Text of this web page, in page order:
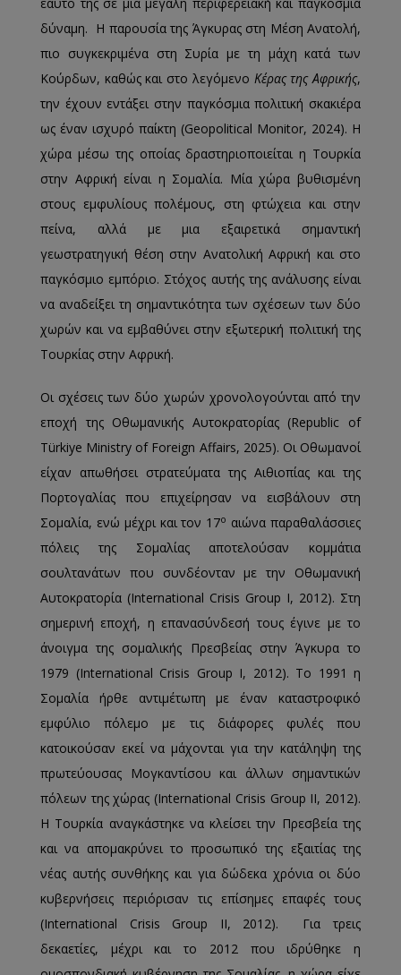
δύναμη. Η παρουσία της Άγκυρας στη Μέση Ανατολή,
πιο συγκεκριμένα στη Συρία με τη μάχη κατά των
Κούρδων, καθώς και στο λεγόμενο Κέρας της Αφρικής,
την έχουν εντάξει στην παγκόσμια πολιτική σκακιέρα
ως έναν ισχυρό παίκτη (Geopolitical Monitor, 2024). Η
χώρα μέσω της οποίας δραστηριοποιείται η Τουρκία
στην Αφρική είναι η Σομαλία. Μία χώρα βυθισμένη
στους εμφυλίους πολέμους, στη φτώχεια και στην
πείνα, αλλά με μια εξαιρετικά σημαντική
γεωστρατηγική θέση στην Ανατολική Αφρική και στο
παγκόσμιο εμπόριο. Στόχος αυτής της ανάλυσης είναι
να αναδείξει τη σημαντικότητα των σχέσεων των δύο
χωρών και να εμβαθύνει στην εξωτερική πολιτική της
Τουρκίας στην Αφρική.
Οι σχέσεις των δύο χωρών χρονολογούνται από την
εποχή της Οθωμανικής Αυτοκρατορίας (Republic of
Türkiye Ministry of Foreign Affairs, 2025). Οι Οθωμανοί
είχαν απωθήσει στρατεύματα της Αιθιοπίας και της
Πορτογαλίας που επιχείρησαν να εισβάλουν στη
Σομαλία, ενώ μέχρι και τον 17ο αιώνα παραθαλάσσιες
πόλεις της Σομαλίας αποτελούσαν κομμάτια
σουλτανάτων που συνδέονταν με την Οθωμανική
Αυτοκρατορία (International Crisis Group Ι, 2012). Στη
σημερινή εποχή, η επανασύνδεσή τους έγινε με το
άνοιγμα της σομαλικής Πρεσβείας στην Άγκυρα το
1979 (International Crisis Group Ι, 2012). Το 1991 η
Σομαλία ήρθε αντιμέτωπη με έναν καταστροφικό
εμφύλιο πόλεμο με τις διάφορες φυλές που
κατοικούσαν εκεί να μάχονται για την κατάληψη της
πρωτεύουσας Μογκαντίσου και άλλων σημαντικών
πόλεων της χώρας (International Crisis Group ΙΙ, 2012).
Η Τουρκία αναγκάστηκε να κλείσει την Πρεσβεία της
και να απομακρύνει το προσωπικό της εξαιτίας της
νέας αυτής συνθήκης και για δώδεκα χρόνια οι δύο
κυβερνήσεις περιόρισαν τις επίσημες επαφές τους
(International Crisis Group ΙΙ, 2012). Για τρεις
δεκαετίες, μέχρι και το 2012 που ιδρύθηκε η